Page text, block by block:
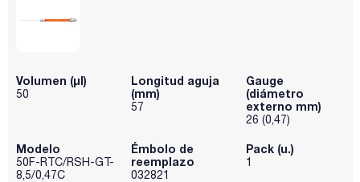
Volumen (µl)
50
Longitud aguja
(mm)
57
Gauge
(diámetro
externo mm)
26 (0,47)
Modelo
50F-RTC/RSH-GT-
8,5/0,47C
Émbolo de
reemplazo
032821
Pack (u.)
1